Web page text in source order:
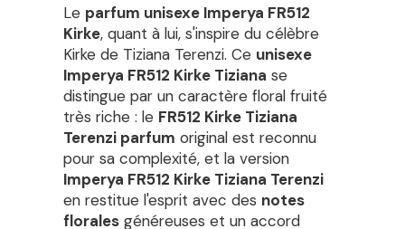
Le parfum unisexe Imperya FR512
Kirke, quant à lui, s'inspire du célèbre
Kirke de Tiziana Terenzi. Ce unisexe
Imperya FR512 Kirke Tiziana se
distingue par un caractère floral fruité
très riche : le FR512 Kirke Tiziana
Terenzi parfum original est reconnu
pour sa complexité, et la version
Imperya FR512 Kirke Tiziana Terenzi
en restitue l'esprit avec des notes
florales généreuses et un accord